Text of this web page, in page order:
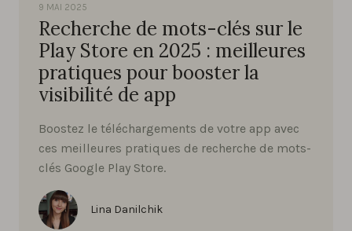
9 MAI 2025
Recherche de mots-clés sur le
Play Store en 2025 : meilleures
pratiques pour booster la
visibilité de app
Boostez le téléchargements de votre app avec
ces meilleures pratiques de recherche de mots-
clés Google Play Store.
Lina Danilchik